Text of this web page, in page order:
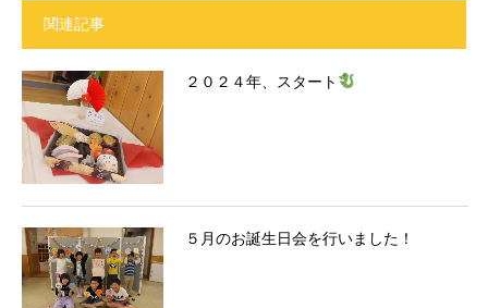
関連記事
２０２４年、スタート
５月のお誕生日会を行いました！